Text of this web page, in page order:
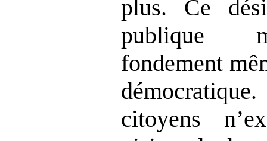
plus. Ce
publique
fondement
citoyens